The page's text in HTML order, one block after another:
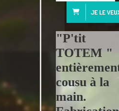
JE LE
"P'tit
TOTEM "
cousu à la
main.